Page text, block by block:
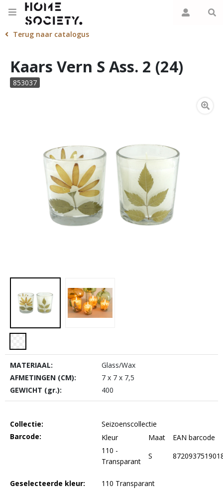
Terug naar catalogus
Kaars Vern S Ass. 2 (24)
853037
MATERIAAL:
Glass/Wax
AFMETINGEN (CM):
7 x 7 x 7,5
GEWICHT (gr.):
400
Collectie:
Seizoenscollectie
Barcode:
Kleur Maat
EAN barcode
110 -
Transparant
S
Geselecteerde kleur: 110 Transparant